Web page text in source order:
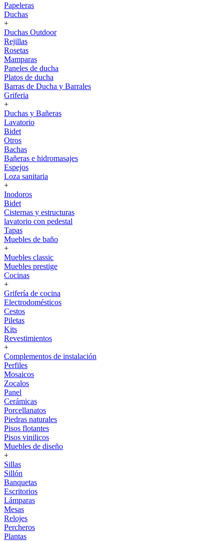
Papeleras
Duchas
+
Duchas Outdoor
Rejillas
Rosetas
Mamparas
Paneles de ducha
Platos de ducha
Barras de Ducha y Barrales
Griferia
+
Duchas y Bañeras
Lavatorio
Bidet
Otros
Bachas
Bañeras e hidromasajes
Espejos
Loza sanitaria
+
Inodoros
Bidet
Cisternas y estructuras
lavatorio con pedestal
Tapas
Muebles de baño
+
Muebles classic
Muebles prestige
Cocinas
+
Grifería de cocina
Electrodomésticos
Cestos
Piletas
Kits
Revestimientos
+
Complementos de instalación
Perfiles
Mosaicos
Zocalos
Panel
Cerámicas
Porcellanatos
Piedras naturales
Pisos flotantes
Pisos vinilicos
Muebles de diseño
+
Sillas
Sillón
Banquetas
Escritorios
Lámparas
Mesas
Relojes
Percheros
Plantas